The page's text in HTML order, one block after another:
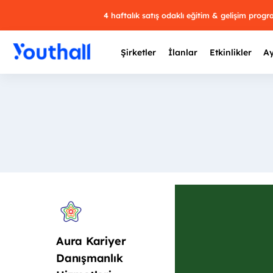
4 haftalık satış odaklı eğitim & gelişim
Şirketler İlanlar Etkinlikler
Aura Kariyer
Danışmanlık